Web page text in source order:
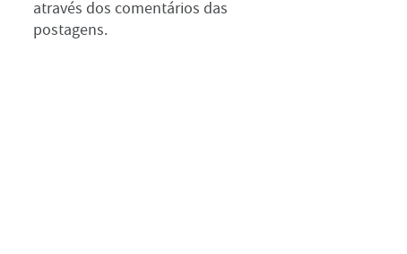
através dos comentários das
postagens.